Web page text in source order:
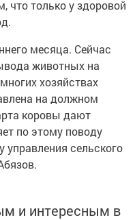
что только у здоровой
месяца. Сейчас
животных на
хозяйствах
на должном
коровы дают
по этому поводу
управления сельского
и интересным в